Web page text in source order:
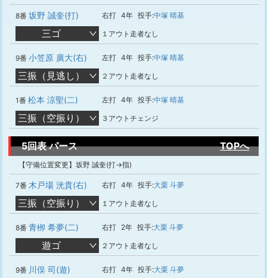
8番 坂野 誠奎(打) 右打 4年 投手:中塚 晴基
三ゴ １アウト走者なし
9番 小笠原 廣大(右) 左打 4年 投手:中塚 晴基
三振（見逃し） ２アウト走者なし
1番 松本 涼聖(二) 左打 4年 投手:中塚 晴基
三振（空振り） ３アウトチェンジ
5回表 パース TOPへ
【守備位置変更】坂野 誠奎(打→指)
7番 木戸場 洸貴(右) 右打 4年 投手:大栗 斗夢
三振（空振り） １アウト走者なし
8番 青栁 希夢(二) 右打 2年 投手:大栗 斗夢
遊ゴ ２アウト走者なし
9番 川俣 司(遊) 右打 4年 投手:大栗 斗夢